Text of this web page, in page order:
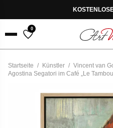
Menu
0
Startseite / Künstler / Vincent van
Agostina Segatori im Café „Le